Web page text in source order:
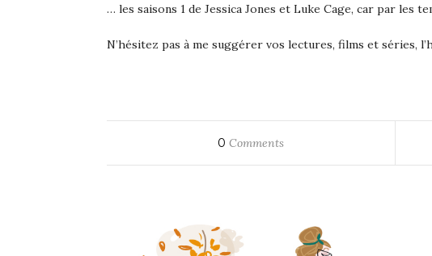
… les saisons 1 de Jessica Jones et Luke Cage, car par les
N’hésitez pas à me suggérer vos lectures, films et séries,
0 Comments